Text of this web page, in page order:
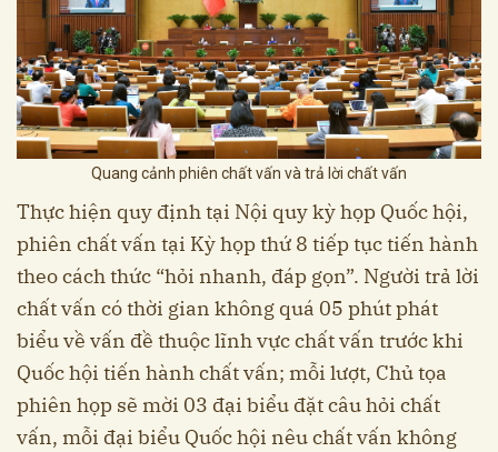
Quang cảnh phiên chất vấn và trả lời chất vấn
Thực hiện quy định tại Nội quy kỳ họp Quốc hội,
phiên chất vấn tại Kỳ họp thứ 8 tiếp tục tiến hành
theo cách thức “hỏi nhanh, đáp gọn”. Người trả lời
chất vấn có thời gian không quá 05 phút phát
biểu về vấn đề thuộc lĩnh vực chất vấn trước khi
Quốc hội tiến hành chất vấn; mỗi lượt, Chủ tọa
phiên họp sẽ mời 03 đại biểu đặt câu hỏi chất
vấn, mỗi đại biểu Quốc hội nêu chất vấn không